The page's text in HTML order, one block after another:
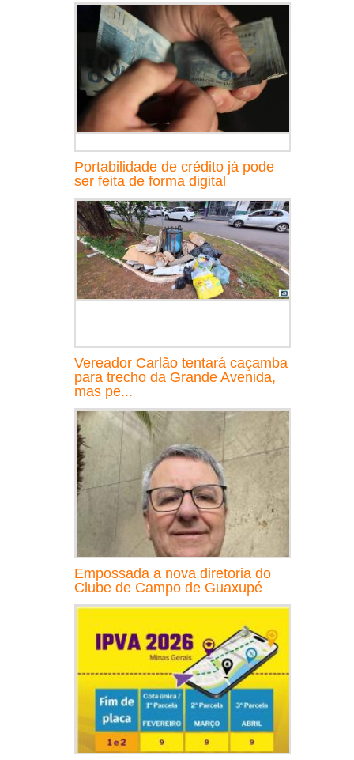
Portabilidade de crédito já pode
ser feita de forma digital
Vereador Carlão tentará caçamba
para trecho da Grande Avenida,
mas pe...
Empossada a nova diretoria do
Clube de Campo de Guaxupé